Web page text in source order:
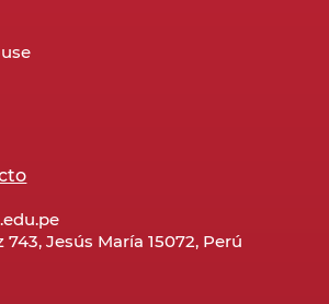
743, Jesús María 15072, Perú